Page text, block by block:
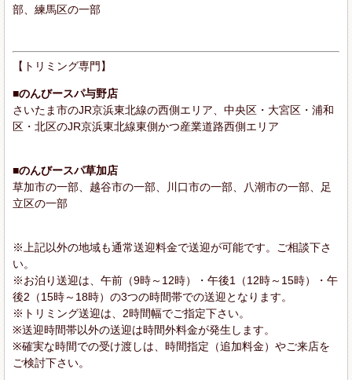
部、練馬区の一部
【トリミング専門】
■のんびースパ与野店
さいたま市のJR京浜東北線の西側エリア、中央区・大宮区・浦和
区・北区のJR京浜東北線東側かつ産業道路西側エリア
■のんびースパ草加店
草加市の一部、越谷市の一部、川口市の一部、八潮市の一部、足
立区の一部
※上記以外の地域も通常送迎料金で送迎が可能です。ご相談下さ
い。
※お泊り送迎は、午前（9時～12時）・午後1（12時～15時）・午
後2（15時～18時）の3つの時間帯での送迎となります。
※トリミング送迎は、2時間幅でご指定下さい。
※送迎時間帯以外の送迎は時間外料金が発生します。
※確実な時間での受け渡しは、時間指定（追加料金）やご来店を
ご検討下さい。